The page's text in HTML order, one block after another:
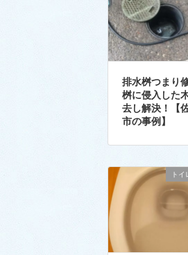
排水桝つまり
桝に侵入した
去し解決！【
市の事例】
トイ